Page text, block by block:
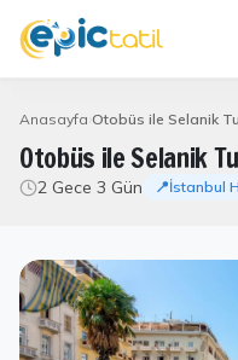
Anasayfa Otobüs ile Selanik
Otobüs ile Selanik
2 Gece 3 Gün 📍İstanbul